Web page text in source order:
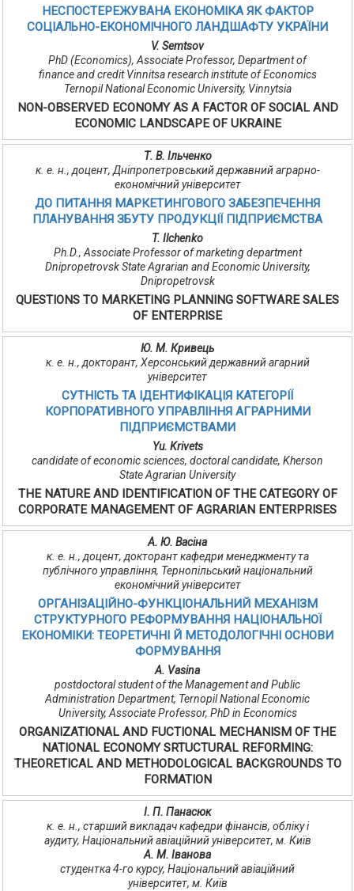
НЕСПОСТЕРЕЖУВАНА ЕКОНОМІКА ЯК ФАКТОР
СОЦІАЛЬНО-ЕКОНОМІЧНОГО ЛАНДШАФТУ УКРАЇНИ
V. Semtsov
PhD (Economics), Associate Professor, Department of
finance and credit Vinnitsa research institute of Economics
Ternopil National Economic University, Vinnytsia
NON-OBSERVED ECONOMY AS A FACTOR OF SOCIAL AND
ECONOMIC LANDSCAPE OF UKRAINE
Т. В. Ільченко
к. е. н., доцент, Дніпропетровський державний аграрно-
економічний університет
ДО ПИТАННЯ МАРКЕТИНГОВОГО ЗАБЕЗПЕЧЕННЯ
ПЛАНУВАННЯ ЗБУТУ ПРОДУКЦІЇ ПІДПРИЄМСТВА
T. Ilchenko
Ph.D., Associate Professor of marketing department
Dnipropetrovsk State Agrarian and Economic University,
Dnipropetrovsk
QUESTIONS TO MARKETING PLANNING SOFTWARE SALES
OF ENTERPRISE
Ю. М. Кривець
к. е. н., докторант, Херсонський державний агарний
університет
СУТНІСТЬ ТА ІДЕНТИФІКАЦІЯ КАТЕГОРІЇ
КОРПОРАТИВНОГО УПРАВЛІННЯ АГРАРНИМИ
ПІДПРИЄМСТВАМИ
Yu. Krivets
candidate of economic sciences, doctoral candidate, Kherson
State Agrarian University
THE NATURE AND IDENTIFICATION OF THE CATEGORY OF
CORPORATE MANAGEMENT OF AGRARIAN ENTERPRISES
А. Ю. Васіна
к. е. н., доцент, докторант кафедри менеджменту та
публічного управління, Тернопільський національний
економічний університет
ОРГАНІЗАЦІЙНО-ФУНКЦІОНАЛЬНИЙ МЕХАНІЗМ
СТРУКТУРНОГО РЕФОРМУВАННЯ НАЦІОНАЛЬНОЇ
ЕКОНОМІКИ: ТЕОРЕТИЧНІ Й МЕТОДОЛОГІЧНІ ОСНОВИ
ФОРМУВАННЯ
A. Vasina
postdoctoral student of the Management and Public
Administration Department, Ternopil National Economic
University, Associate Professor, PhD in Economics
ORGANIZATIONAL AND FUCTIONAL MECHANISM OF THE
NATIONAL ECONOMY SRTUCTURAL REFORMING:
THEORETICAL AND METHODOLOGICAL BACKGROUNDS TO
FORMATION
І. П. Панасюк
к. е. н., старший викладач кафедри фінансів, обліку і
аудиту, Національний авіаційний університет, м. Київ
А. М. Іванова
студентка 4-го курсу, Національний авіаційний
університет, м. Київ